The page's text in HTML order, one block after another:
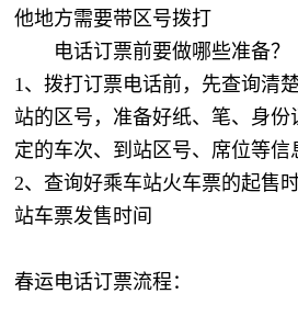
他地方需要带区号拨打
电话订票前要做哪些准备？
1、拨打订票电话前，先查询清
站的区号，准备好纸、笔、身份
定的车次、到站区号、席位等信
2、查询好乘车站火车票的起售
站车票发售时间
春运电话订票流程：